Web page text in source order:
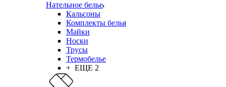
Нательное белье
Кальсоны
Комплекты белья
Майки
Носки
Трусы
Термобелье
+ ЕЩЕ 2